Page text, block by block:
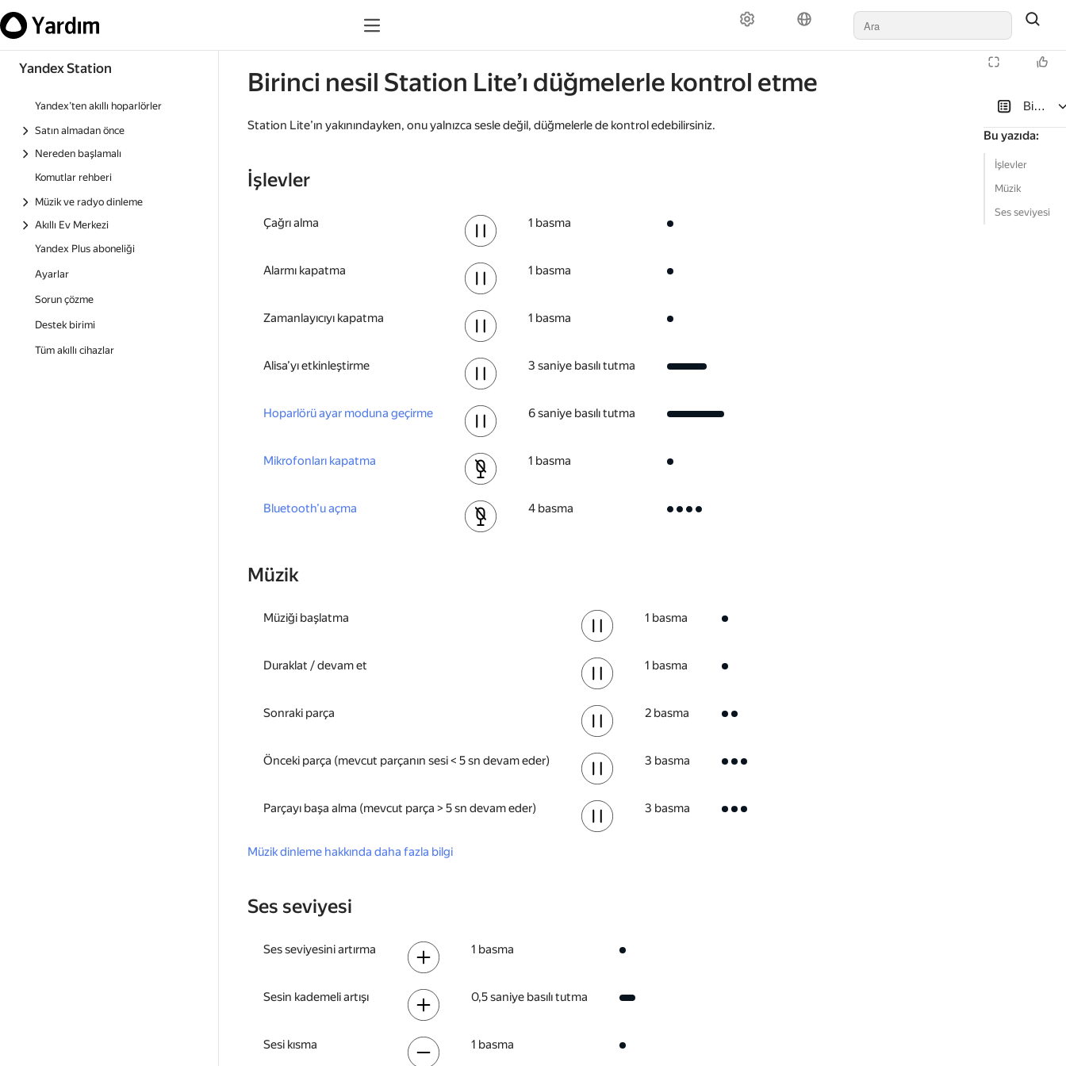
Yandex Station
Yandex’ten akıllı hoparlörler
Satın almadan önce
Nereden başlamalı
Komutlar rehberi
Müzik ve radyo dinleme
Akıllı Ev Merkezi
Yandex Plus aboneliği
Ayarlar
Sorun çözme
Destek birimi
Tüm akıllı cihazlar
Birinci
Bu yazıda:
İşlevler
Müzik
Ses seviyesi
Birinci nesil Station Lite’ı düğmelerle kontrol etme
Station Lite’ın yakınındayken, onu yalnızca sesle değil, düğmelerle de kontrol edebilirsiniz.
İşlevler
Çağrı alma 1 basma
Alarmı kapatma 1 basma
Zamanlayıcıyı kapatma 1 basma
Alisa’yı etkinleştirme 3 saniye basılı tutma
Hoparlörü ayar moduna geçirme 6 saniye basılı tutma
Mikrofonları kapatma 1 basma
Bluetooth’u açma 4 basma
Müzik
Müziği başlatma 1 basma
Duraklat / devam et 1 basma
Sonraki parça 2 basma
Önceki parça (mevcut parçanın sesi < 5 sn devam eder) 3 basma
Parçayı başa alma (mevcut parça > 5 sn devam eder) 3 basma
Müzik dinleme hakkında daha fazla bilgi
Ses seviyesi
Ses seviyesini artırma 1 basma
Sesin kademeli artışı 0,5 saniye basılı tutma
Sesi kısma 1 basma